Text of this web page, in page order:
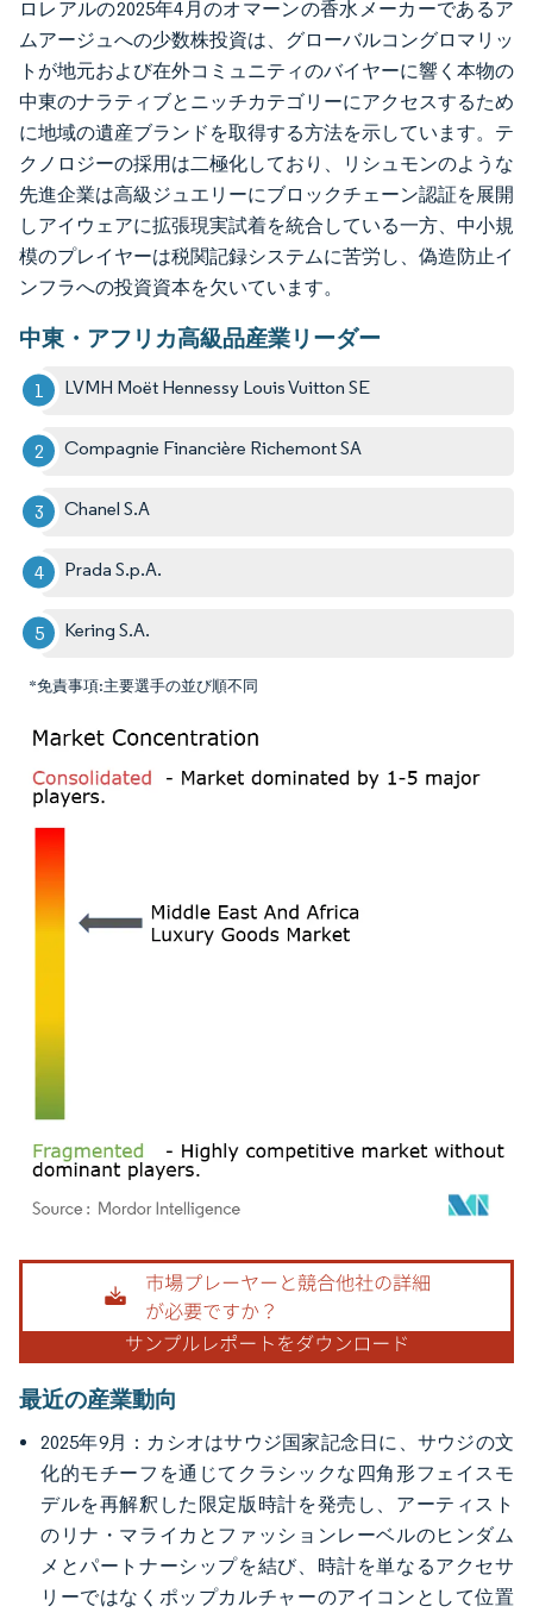
ロレアルの2025年4月のオマーンの香水メーカーであるア
ムアージュへの少数株投資は、グローバルコングロマリッ
トが地元および在外コミュニティのバイヤーに響く本物の
中東のナラティブとニッチカテゴリーにアクセスするため
に地域の遺産ブランドを取得する方法を示しています。テ
クノロジーの採用は二極化しており、リシュモンのような
先進企業は高級ジュエリーにブロックチェーン認証を展開
しアイウェアに拡張現実試着を統合している一方、中小規
模のプレイヤーは税関記録システムに苦労し、偽造防止イ
ンフラへの投資資本を欠いています。
中東・アフリカ高級品産業リーダー
LVMH Moët Hennessy Louis Vuitton SE
Compagnie Financière Richemont SA
Chanel S.A
Prada S.p.A.
Kering S.A.
*免責事項:主要選手の並び順不同
画像 © Mordor Intelligence。再利用にはCC BY 4.0の表示が必要です。
最近の産業動向
2025年9月：カシオはサウジ国家記念日に、サウジの文
化的モチーフを通じてクラシックな四角形フェイスモ
デルを再解釈した限定版時計を発売し、アーティスト
のリナ・マライカとファッションレーベルのヒンダム
メとパートナーシップを結び、時計を単なるアクセサ
リーではなくポップカルチャーのアイコンとして位置